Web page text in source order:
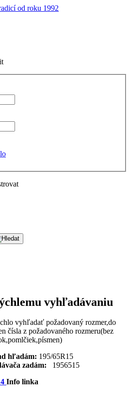
od roku 1992
vyhľadávaniu
vyhľadať požadovaný rozmer,do
čísla z požadovaného rozmeru(bez
hľadám: 195/65R15
zadám: 1956515
Info linka